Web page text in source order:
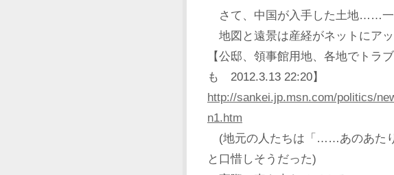
さて、中国が入手した土地……一
地図と遠景は産経がネットにアッ
【公邸、領事館用地、各地でト
も 2012.3.13 22:20】
http://sankei.jp.msn.com/politics/
n1.htm
(地元の人たちは「……あのあたり
と口惜しそうだった)